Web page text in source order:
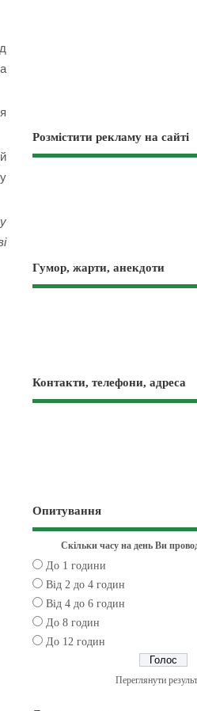
Розмістити рекламу на сайті
Гумор, жарти, анекдоти
Контакти, телефони, адреса
Опитування
Скільки часу на день Ви
До 1 години
Від 2 до 4 годин
Від 4 до 6 годин
До 8 годин
До 12 годин
Переглянути